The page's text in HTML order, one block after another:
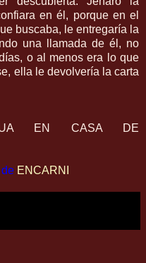
en él, porque en el
buscaba, le entregaría la
una llamada de él, no
o al menos era lo que
ella le devolvería la carta
EN CASA DE
ENCARNI